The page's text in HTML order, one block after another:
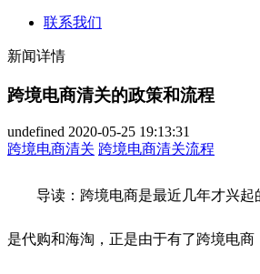
联系我们
新闻详情
跨境电商清关的政策和流程
undefined 2020-05-25 19:13:31
跨境电商清关 跨境电商清关流程
导读：跨境电商是最近几年才兴起
是代购和海淘，正是由于有了跨境电